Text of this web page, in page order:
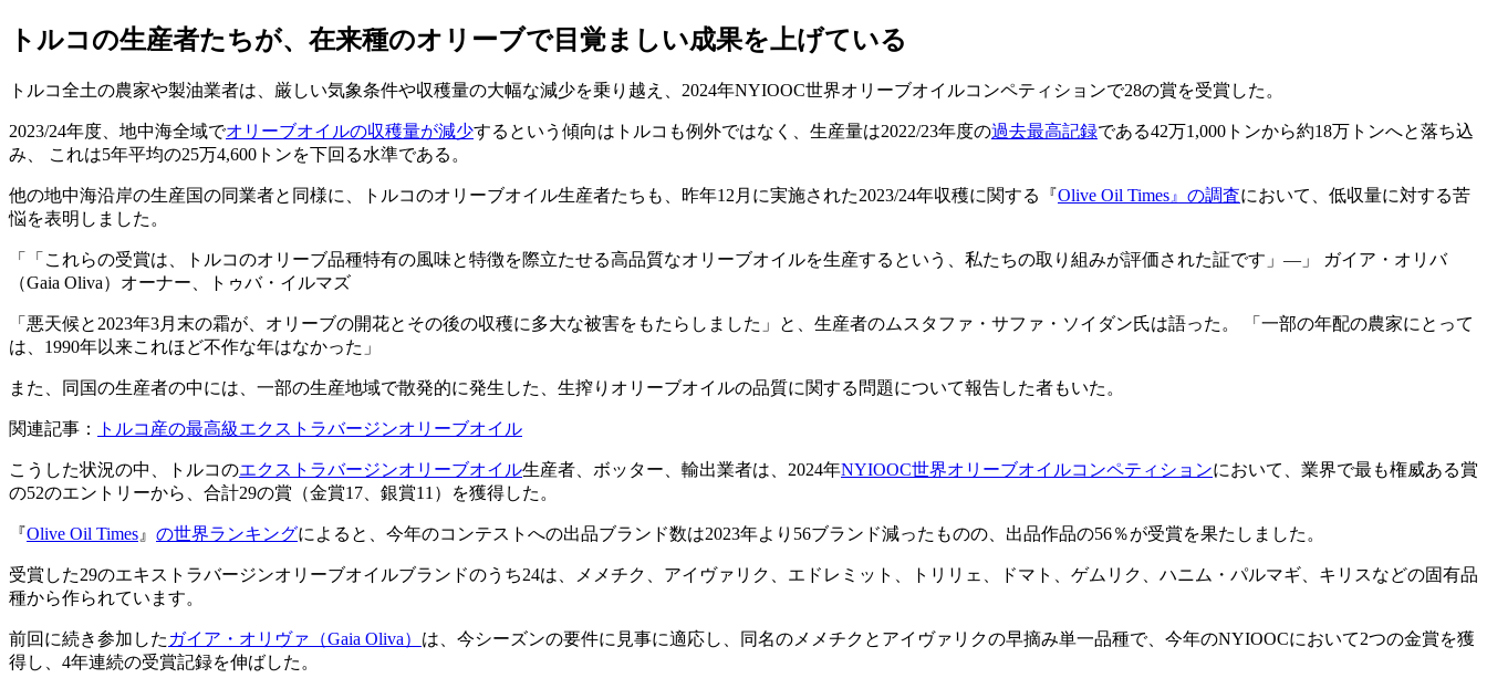
トルコの生産者たちが、在来種のオリーブで目覚ましい成果を上げている
トルコ全土の農家や製油業者は、厳しい気象条件や収穫量の大幅な減少を乗り越え、2024年NYIOOC世界オリーブオイルコンペティションで28の賞を受賞した。
2023/24年度、地中海全域でオリーブオイルの収穫量が減少するという傾向はトルコも例外ではなく、生産量は2022/23年度の過去最高記録である42万1,000トンから約18万トンへと落ち込
み、 これは5年平均の25万4,600トンを下回る水準である。
他の地中海沿岸の生産国の同業者と同様に、トルコのオリーブオイル生産者たちも、昨年12月に実施された2023/24年収穫に関する『Olive Oil Times』の調査において、低収量に対する苦
悩を表明しました。
「これらの受賞は、トルコのオリーブ品種特有の風味と特徴を際立たせる高品質なオリーブオイルを生産するという、私たちの取り組みが評価された証です」―
ガイア・オリバ
（Gaia Oliva）オーナー、トゥバ・イルマズ
「悪天候と2023年3月末の霜が、オリーブの開花とその後の収穫に多大な被害をもたらしました」と、生産者のムスタファ・サファ・ソイダン氏は語った。
「一部の年配の農家にとって
は、1990年以来これほど不作な年はなかった」
また、同国の生産者の中には、一部の生産地域で散発的に発生した、生搾りオリーブオイルの品質に関する問題について報告した者もいた。
関連記事： トルコ産の最高級エクストラバージンオリーブオイル
こうした状況の中、トルコのエクストラバージンオリーブオイル生産者、ボッター、輸出業者は、2024年NYIOOC世界オリーブオイルコンペティションにおいて、業界で最も権威ある賞
の52のエントリーから、合計29の賞（金賞17、銀賞11）を獲得した。
『Olive Oil Times 』 の世界ランキングによると、今年のコンテストへの出品ブランド数は2023年より56ブランド減ったものの、出品作品の56％が受賞を果たしました。
受賞した29のエキストラバージンオリーブオイルブランドのうち24は、メメチク、アイヴァリク、エドレミット、トリリェ、ドマト、ゲムリク、ハニム・パルマギ、キリスなどの固有品
種から作られています。
前回に続き参加した ガイア・オリヴァ（Gaia Oliva） は、今シーズンの要件に見事に適応し、同名のメメチクとアイヴァリクの早摘み単一品種で、今年のNYIOOCにおいて2つの金賞を獲
得し、4年連続の受賞記録を伸ばした。